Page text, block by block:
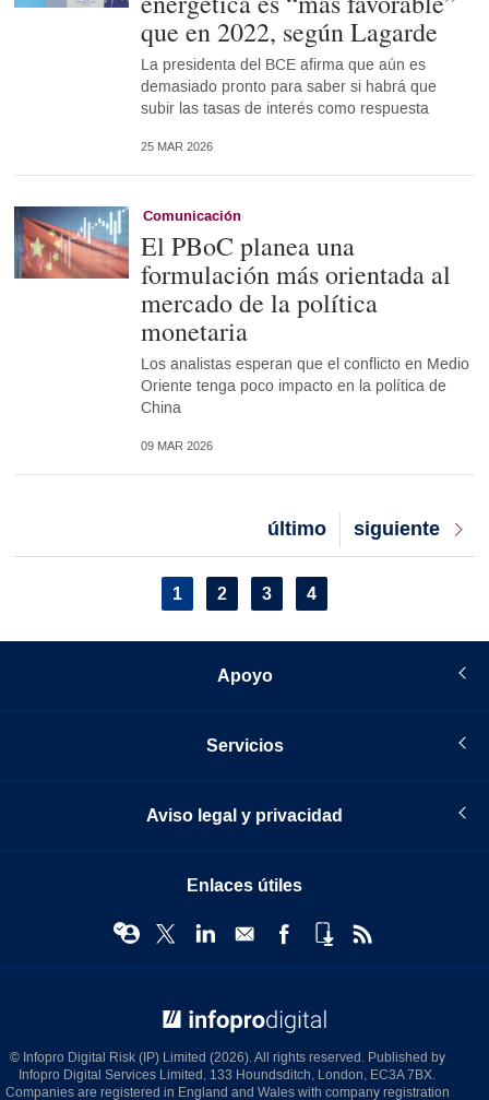
que en 2022, según Lagarde
La presidenta del BCE afirma que aún es
demasiado pronto para saber si habrá que
subir las tasas de interés como respuesta
25 MAR 2026
Comunicación
El PBoC planea una
formulación más orientada al
mercado de la política
monetaria
Los analistas esperan que el conflicto en Medio
Oriente tenga poco impacto en la política de
China
09 MAR 2026
Next
page
siguiente
Last
page
último
Current
page
1 Page
2 Page
3 Page
4
Apoyo
Servicios
Aviso legal y privacidad
Enlaces útiles
© Infopro Digital Risk (IP) Limited (2026). All rights reserved. Published by
Infopro Digital Services Limited, 133 Houndsditch, London, EC3A 7BX.
Companies are registered in England and Wales with company registration